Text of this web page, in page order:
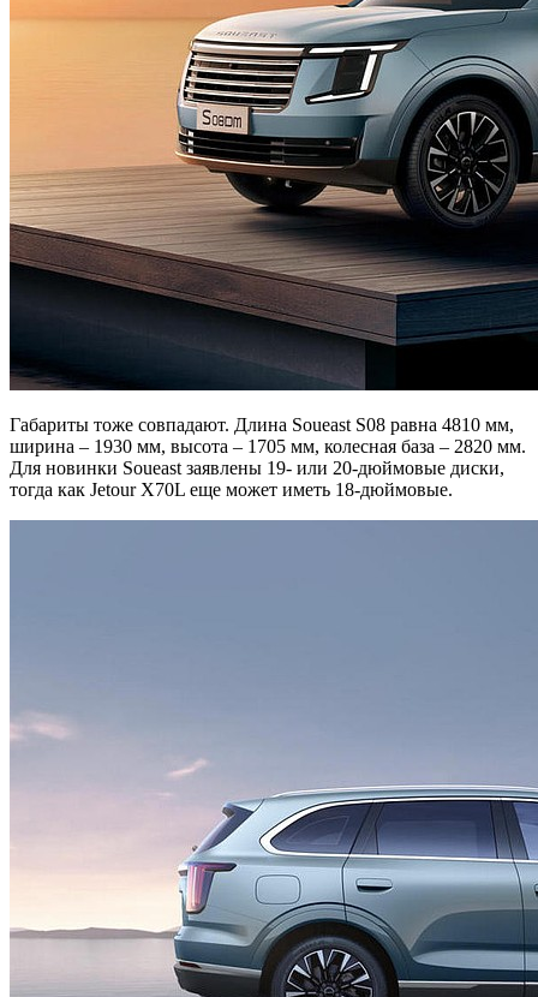
Габариты тоже совпадают. Длина Soueast S08 равна 4810 мм,
ширина – 1930 мм, высота – 1705 мм, колесная база – 2820 мм.
Для новинки Soueast заявлены 19- или 20-дюймовые диски,
тогда как Jetour X70L еще может иметь 18-дюймовые.